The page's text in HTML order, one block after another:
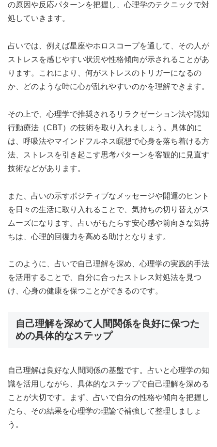
の原因や反応パターンを把握し、心理学のテクニックで対
処していきます。
占いでは、例えば星座やホロスコープを通して、その人が
ストレスを感じやすい状況や性格傾向が示されることがあ
ります。これにより、何がストレスのトリガーになるの
か、どのような時に心が乱れやすいのかを理解できます。
その上で、心理学で推奨されるリラクゼーション法や認知
行動療法（CBT）の技術を取り入れましょう。具体的に
は、呼吸法やマインドフルネス瞑想で心身を落ち着ける方
法、ストレスを引き起こす思考パターンを客観的に見直す
技術などがあります。
また、占いの示すポジティブなメッセージや開運のヒント
を日々の生活に取り入れることで、気持ちの切り替えがス
ムーズになります。占いがもたらす安心感や前向きな気持
ちは、心理的回復力を高める助けとなります。
このように、占いで自己理解を深め、心理学の実践的手法
を活用することで、自分に合ったストレス対処法を見つ
け、心身の健康を保つことができるのです。
自己理解を深めて人間関係を良好に保つた
めの具体的なステップ
自己理解は良好な人間関係の基盤です。占いと心理学の知
識を活用しながら、具体的なステップで自己理解を深める
ことが大切です。まず、占いで自分の性格や傾向を把握し
たら、その結果を心理学の理論で補強して整理しましょ
う。